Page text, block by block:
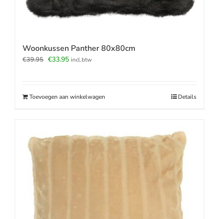
Woonkussen Panther 80x80cm
€39.95 Oorspronkelijke
€33.95Huidige
incl.btw
Toevoegen aan winkelwagen Details